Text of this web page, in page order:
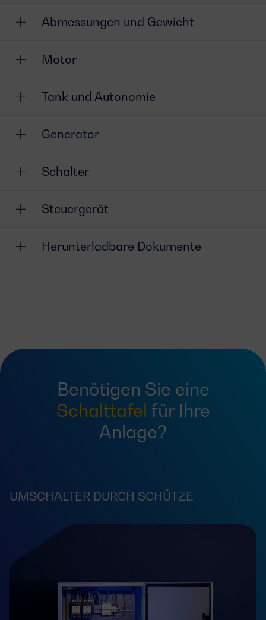
Abmessungen und Gewicht
Motor
Tank und Autonomie
Generator
Schalter
Steuergerät
Herunterladbare Dokumente
Benötigen Sie eine
Schalttafel für Ihre
Anlage?
UMSCHALTER DURCH SCHÜTZE